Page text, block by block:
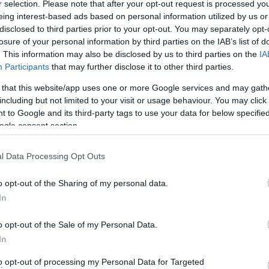
selection. Please note that after your opt-out request is processed
interest-based ads based on personal information utilized by us
to third parties prior to your opt-out. You may separately
of your personal information by third parties on the IAB’s list of
This information may also be disclosed by us to third parties on the
Participants that may further disclose it to other third parties.
that this website/app uses one or more Google services and may
but not limited to your visit or usage behaviour. You may
to Google and its third-party tags to use your data for below
consent section.
Data Processing Opt Outs
opt-out of the Sharing of my personal data.
opt-out of the Sale of my Personal Data.
opt-out of processing my Personal Data for Targeted
έχει μπει για τα καλά.
2/22 ο ΕΟΔΥ για τις Κυκλάδες είναι: